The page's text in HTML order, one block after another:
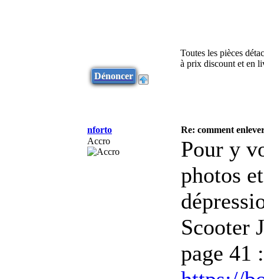
Toutes les pièces
à prix discount et en
Dénoncer
nforto
Re: comment
Accro
Pour y
photos
Scooter
page 41 :